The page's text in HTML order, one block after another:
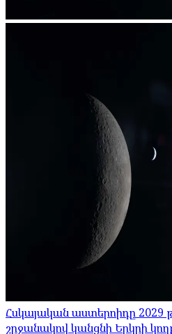
Հսկայական աստերոիդը 2029
շրջանակով կանցնի Երկրի